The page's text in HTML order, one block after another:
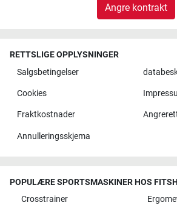
Angre kontrakt
RETTSLIGE OPPLYSNINGER
Salgsbetingelser
Cookies
Fraktkostnader
Annulleringsskjema
POPULÆRE SPORTSMASKINER HOS
Crosstrainer